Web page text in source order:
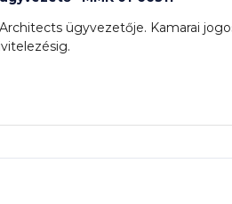
ügyvezetője. Kamarai